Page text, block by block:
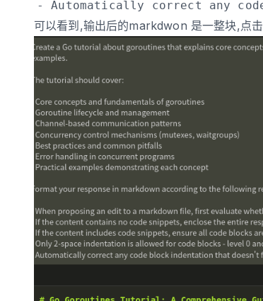
可以看到,输出后的markdwon 是一整块,点击